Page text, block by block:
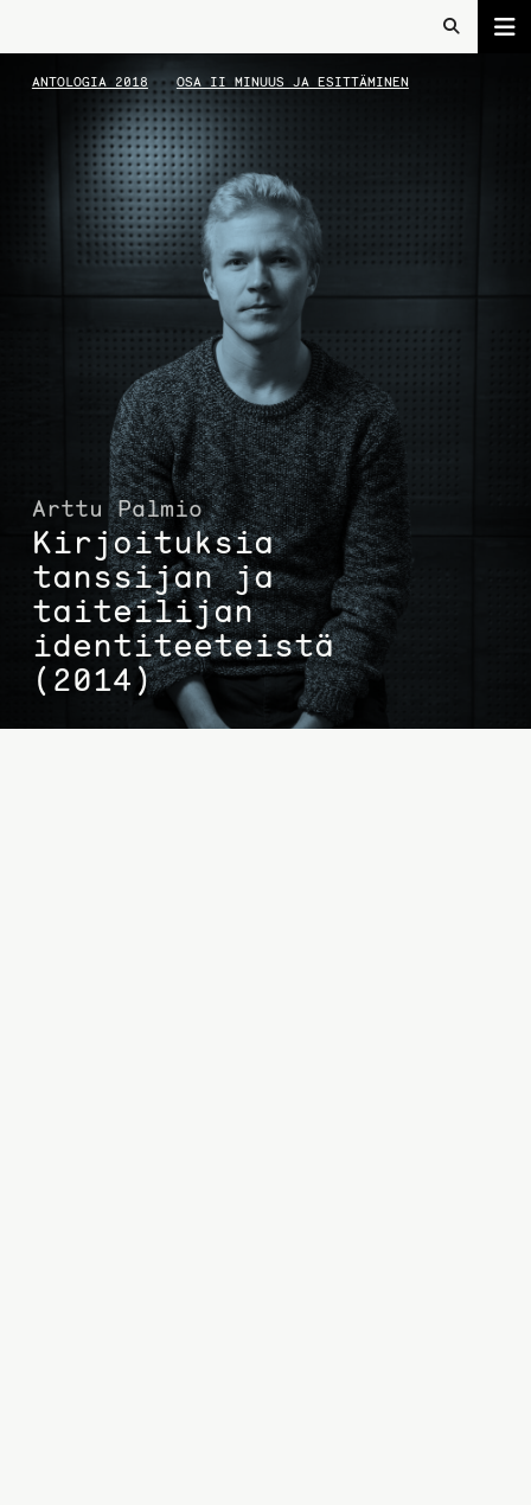
ANTOLOGIA 2018 OSA II MINUUS JA ESITTÄMINEN
Arttu Palmio
Kirjoituksia
tanssijan ja
taiteilijan
identiteeteistä
(2014)